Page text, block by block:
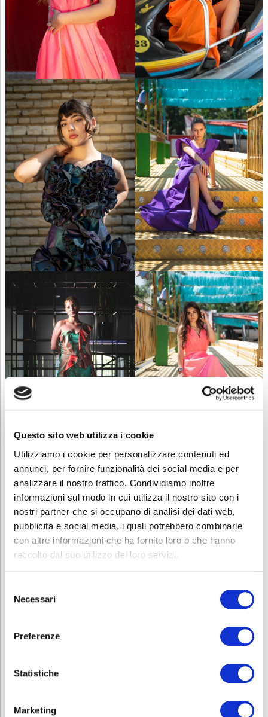
Questo sito web utilizza i cookie
Utilizziamo i cookie per personalizzare contenuti ed
annunci, per fornire funzionalità dei social media e per
analizzare il nostro traffico. Condividiamo inoltre
informazioni sul modo in cui utilizza il nostro sito con i
nostri partner che si occupano di analisi dei dati web,
pubblicità e social media, i quali potrebbero combinarle
con altre informazioni che ha fornito loro o che hanno
raccolto dal suo utilizzo dei loro servizi.
delNecessari
Preferenze
Statistiche
Marketing